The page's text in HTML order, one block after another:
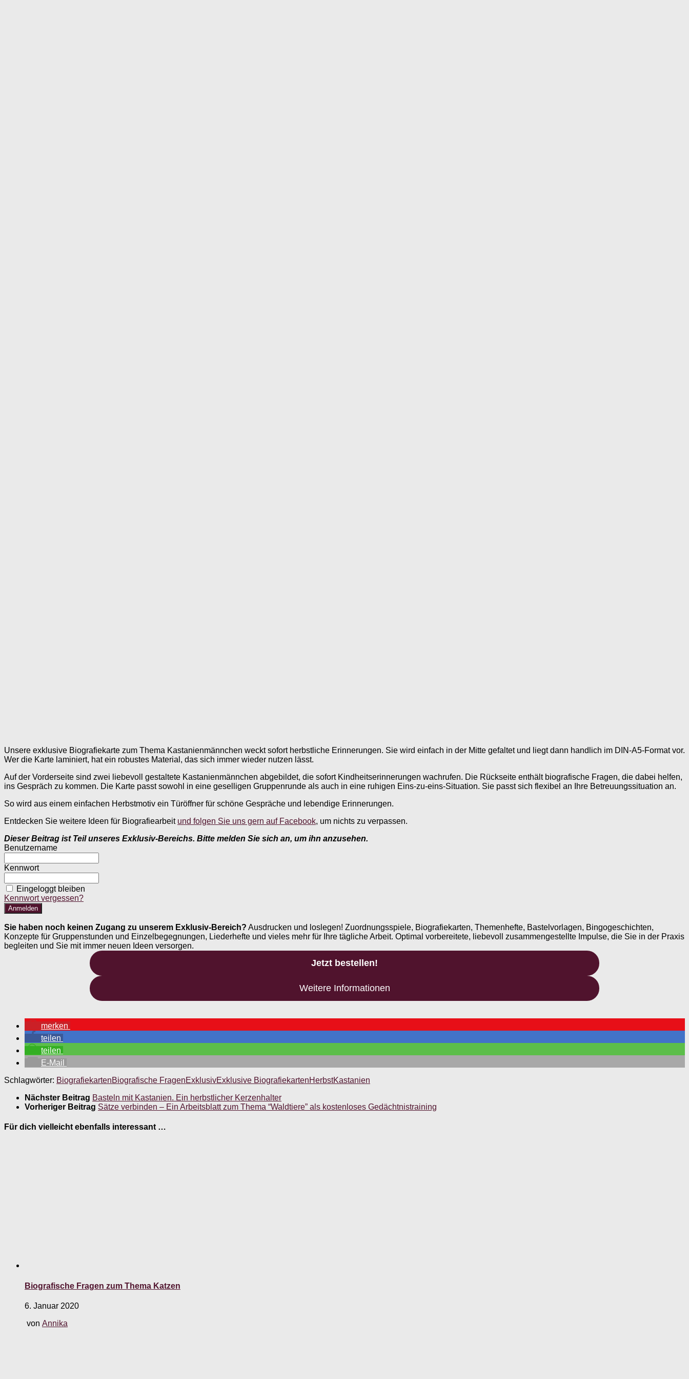
Unsere exklusive Biografiekarte zum Thema Kastanienmännchen weckt sofort herbstliche Erinnerungen. Sie wird einfach in der Mitte gefaltet und liegt dann handlich im DIN-A5-Format vor.
Wer die Karte laminiert, hat ein robustes Material, das sich immer wieder nutzen lässt.
Auf der Vorderseite sind zwei liebevoll gestaltete Kastanienmännchen abgebildet, die sofort Kindheitserinnerungen wachrufen. Die Rückseite enthält biografische Fragen, die dabei helfen,
ins Gespräch zu kommen. Die Karte passt sowohl in eine geselligen Gruppenrunde als auch in eine ruhigen Eins-zu-eins-Situation. Sie passt sich flexibel an Ihre Betreuungssituation an.
So wird aus einem einfachen Herbstmotiv ein Türöffner für schöne Gespräche und lebendige Erinnerungen.
Entdecken Sie weitere Ideen für Biografiearbeit und folgen Sie uns gern auf Facebook, um nichts zu verpassen.
Dieser Beitrag ist Teil unseres Exklusiv-Bereichs. Bitte melden Sie sich an, um ihn anzusehen.
Benutzername
Kennwort
Eingeloggt bleiben
Kennwort vergessen?
Sie haben noch keinen Zugang zu unserem Exklusiv-Bereich? Ausdrucken und loslegen! Zuordnungsspiele, Biografiekarten, Themenhefte, Bastelvorlagen, Bingogeschichten,
Konzepte für Gruppenstunden und Einzelbegegnungen, Liederhefte und vieles mehr für Ihre tägliche Arbeit. Optimal vorbereitete, liebevoll zusammengestellte Impulse, die Sie in der Praxis
begleiten und Sie mit immer neuen Ideen versorgen.
Jetzt bestellen!
Weitere Informationen
merken
teilen
teilen
E-Mail
Schlagwörter: BiografiekartenBiografische FragenExklusivExklusive BiografiekartenHerbstKastanien
Nächster Beitrag Basteln mit Kastanien. Ein herbstlicher Kerzenhalter
Vorheriger Beitrag Sätze verbinden – Ein Arbeitsblatt zum Thema “Waldtiere” als kostenloses Gedächtnistraining
Für dich vielleicht ebenfalls interessant …
Biografische Fragen zum Thema Katzen
6. Januar 2020
von Annika